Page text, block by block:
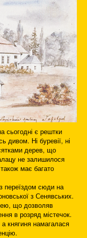
сьогодні є рештки
дивом. Ні буревії, ні
дерев, що
не залишилося
має багато
переїздом сюди на
з Сенявських.
що дозволяв
в розряд містечок.
княгиня намагалася